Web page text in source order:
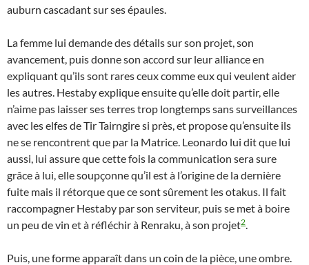
auburn cascadant sur ses épaules.
La femme lui demande des détails sur son projet, son
avancement, puis donne son accord sur leur alliance en
expliquant qu’ils sont rares ceux comme eux qui veulent aider
les autres. Hestaby explique ensuite qu’elle doit partir, elle
n’aime pas laisser ses terres trop longtemps sans surveillances
avec les elfes de Tir Tairngire si près, et propose qu’ensuite ils
ne se rencontrent que par la Matrice. Leonardo lui dit que lui
aussi, lui assure que cette fois la communication sera sure
grâce à lui, elle soupçonne qu’il est à l’origine de la dernière
fuite mais il rétorque que ce sont sûrement les otakus. Il fait
raccompagner Hestaby par son serviteur, puis se met à boire
un peu de vin et à réfléchir à Renraku, à son projet2.
Puis, une forme apparaît dans un coin de la pièce, une ombre.